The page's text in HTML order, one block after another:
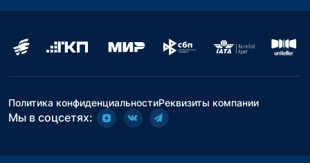
Политика конфиденциальностиРеквизиты компании
Мы в соцсетях: